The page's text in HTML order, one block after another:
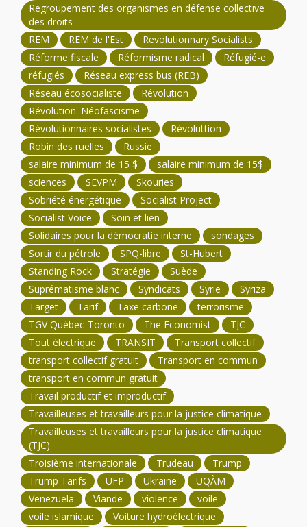
Regroupement des organismes en défense collective
des droits
REM
REM de l'Est
Revolutionnary Socialists
Réforme fiscale
Réformisme radical
Réfugié-e
réfugiés
Réseau express bus (REB)
Réseau écosocialiste
Révolution
Révolution. Néofascisme
Révolutionnaires socialistes
Révoluttion
Robin des ruelles
Russie
salaire minimum de 15 $
salaire minimum de 15$
sciences
SEVPM
Skouries
Sobriété énergétique
Socialist Project
Socialist Voice
Soin et lien
Solidaires pour la démocratie interne
sondages
Sortir du pétrole
SPQ-libre
St-Hubert
Standing Rock
Stratégie
Suède
Suprématisme blanc
Syndicats Syrie
Syriza
Target
Tarif Taxe carbone
terrorisme
TGV Québec-Toronto
The Economist
TJC
Tout électrique
TRANSIT
Transport collectif
transport collectif gratuit
Transport en commun
transport en commun gratuit
Travail productif et improductif
Travailleuses et travailleurs pour la justice climatique
Travailleuses et travailleurs pour la justice climatique
(TJC)
Troisième internationale
Trudeau
Trump
Trump Tarifs
UFP Ukraine
UQÀM
Venezuela
Viande violence
voile
voile islamique
Voiture hydroélectrique